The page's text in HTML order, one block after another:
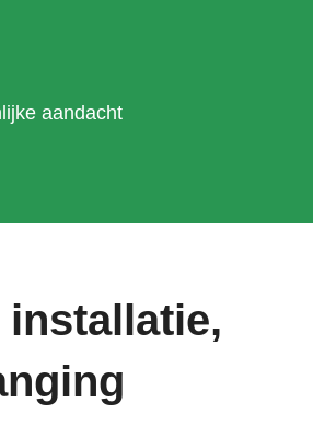
aandacht